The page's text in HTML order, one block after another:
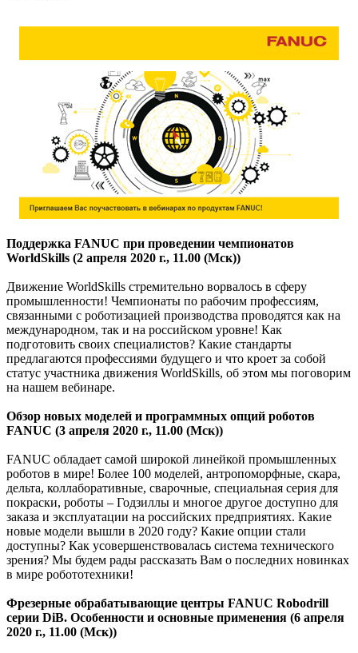
Поддержка FANUC при проведении чемпионатов
WorldSkills (2 апреля 2020 г., 11.00 (Мск))
Движение WorldSkills стремительно ворвалось в сферу
промышленности! Чемпионаты по рабочим профессиям,
связанными с роботизацией производства проводятся как на
международном, так и на российском уровне! Как
подготовить своих специалистов? Какие стандарты
предлагаются профессиями будущего и что кроет за собой
статус участника движения WorldSkills, об этом мы поговорим
на нашем вебинаре.
Обзор новых моделей и программных опций роботов
FANUC (3 апреля 2020 г., 11.00 (Мск))
FANUC обладает самой широкой линейкой промышленных
роботов в мире! Более 100 моделей, антропоморфные, скара,
дельта, коллаборативные, сварочные, специальная серия для
покраски, роботы – Годзиллы и многое другое доступно для
заказа и эксплуатации на российских предприятиях. Какие
новые модели вышли в 2020 году? Какие опции стали
доступны? Как усовершенствовалась система технического
зрения? Мы будем рады рассказать Вам о последних новинках
в мире робототехники!
Фрезерные обрабатывающие центры FANUC Robodrill
серии DiB. Особенности и основные применения (6 апреля
2020 г., 11.00 (Мск))